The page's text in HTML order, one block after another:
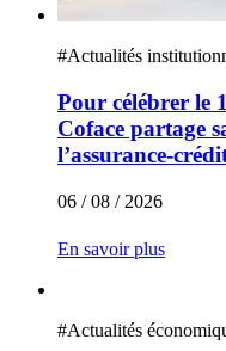
#Actualités
Pour célébrer le
Coface partage
l’assurance-
06 / 08 / 2026
En savoir plus
#Actualités